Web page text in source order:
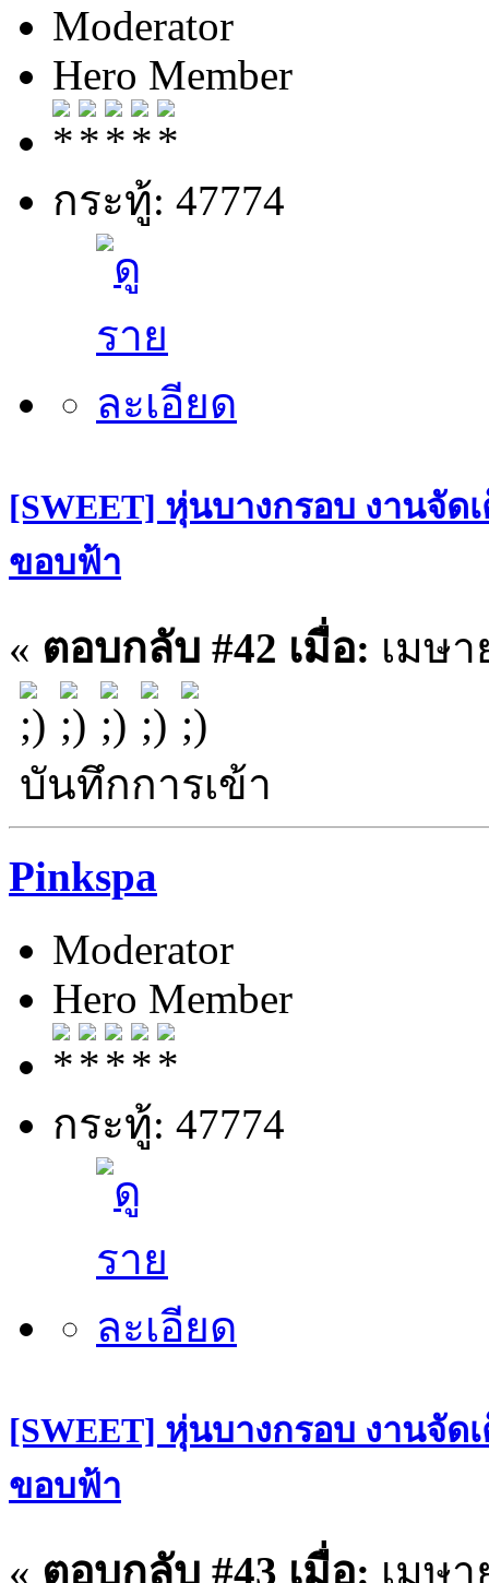
Moderator
Hero Member
กระทู้: 47774
[SWEET] หุ่นบางกรอบ งานจัด
ขอบฟ้า
« ตอบกลับ #42 เมื่อ: เมษา
บันทึกการเข้า
Pinkspa
Moderator
Hero Member
กระทู้: 47774
[SWEET] หุ่นบางกรอบ งานจัด
ขอบฟ้า
« ตอบกลับ #43 เมื่อ: เมษา